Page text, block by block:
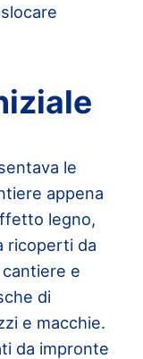
le
appena
legno,
ricoperti da
e
di
e macchie.
da impronte